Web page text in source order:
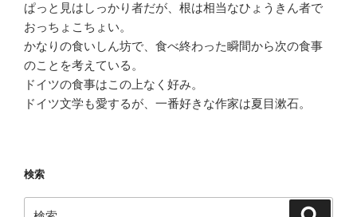
ぱっと見はしっかり者だが、根は相当なひょうきん者で
おっちょこちょい。
かなりの食いしん坊で、食べ終わった瞬間から次の食事
のことを考えている。
ドイツの食事はこの上なく好み。
ドイツ文学も愛するが、一番好きな作家は夏目漱石。
検索